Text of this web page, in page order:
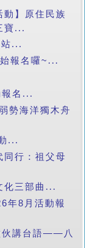
】原住民族
寶...
...
報名囉~...
名...
勢海洋獨木舟
...
同行：祖父母
化三部曲...
年8月活動報
伙講台語——八